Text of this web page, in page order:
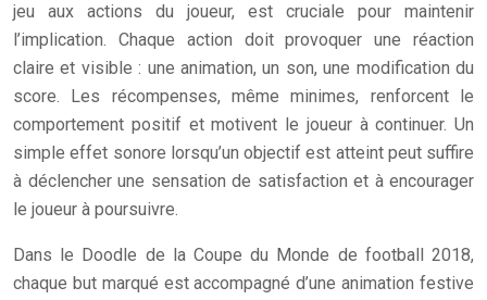
jeu aux actions du joueur, est cruciale pour maintenir
l’implication. Chaque action doit provoquer une réaction
claire et visible : une animation, un son, une modification du
score. Les récompenses, même minimes, renforcent le
comportement positif et motivent le joueur à continuer. Un
simple effet sonore lorsqu’un objectif est atteint peut suffire
à déclencher une sensation de satisfaction et à encourager
le joueur à poursuivre.
Dans le Doodle de la Coupe du Monde de football 2018,
chaque but marqué est accompagné d’une animation festive